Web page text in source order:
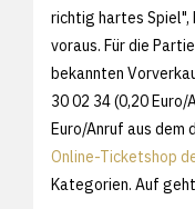
richtig hartes Spiel",
voraus. Für die
bekannten
30 02 34 (0,20
Euro/Anruf aus dem
Online-Ticketshop
Kategorien. Auf